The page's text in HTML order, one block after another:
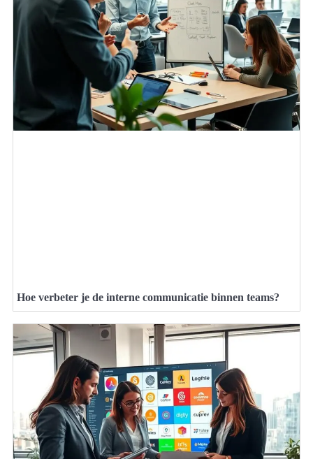
Hoe verbeter je de interne communicatie binnen teams?